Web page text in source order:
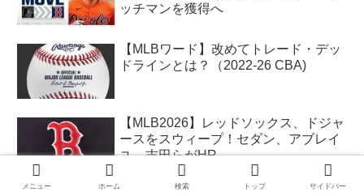
ッチマンを獲得へ
【MLBワード】改めてトレード・デッ
ドラインとは？（2022-26 CBA)
【MLB2026】レッドソックス、ドジャ
ースをスウィープ！セダン、アブレイ
ユ、吉田らがHR
メニュー ホーム 検索 トップ サイドバー